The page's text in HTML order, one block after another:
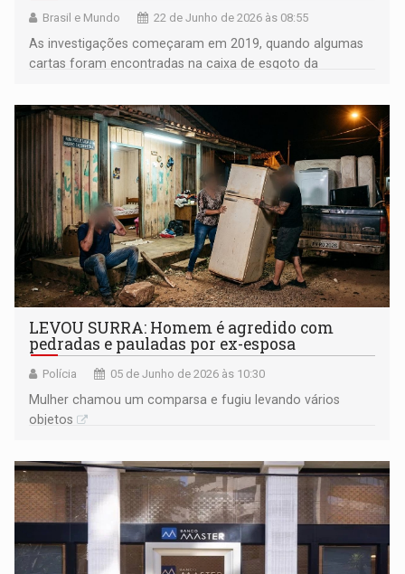
Brasil e Mundo 22 de Junho de 2026 às 08:55
As investigações começaram em 2019, quando algumas
cartas foram encontradas na caixa de esgoto da
LEVOU SURRA: Homem é agredido com
pedradas e pauladas por ex-esposa
Polícia 05 de Junho de 2026 às 10:30
Mulher chamou um comparsa e fugiu levando vários
objetos